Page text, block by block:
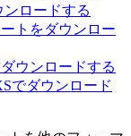
ロードする
トをダウンロー
ウンロードする
でダウンロード